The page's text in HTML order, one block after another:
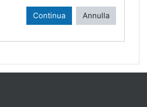
Continua Annulla